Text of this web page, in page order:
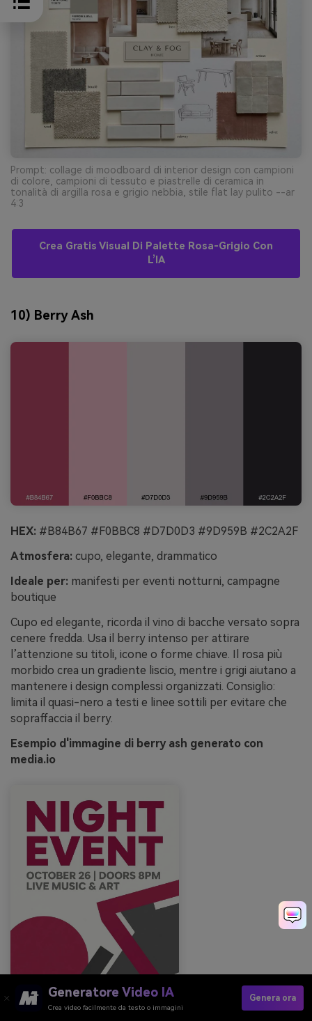
Prompt: collage di moodboard di interior design con campioni
di colore, campioni di tessuto e piastrelle di ceramica in
tonalità di argilla rosa e grigio nebbia, stile flat lay pulito --ar
4:3
Crea Gratis Visual Di Palette Rosa-Grigio Con
L’IA
10) Berry Ash
HEX: #B84B67 #F0BBC8 #D7D0D3 #9D959B #2C2A2F
Atmosfera: cupo, elegante, drammatico
Ideale per: manifesti per eventi notturni, campagne
boutique
Cupo ed elegante, ricorda il vino di bacche versato sopra
cenere fredda. Usa il berry intenso per attirare
l’attenzione su titoli, icone o forme chiave. Il rosa più
morbido crea un gradiente liscio, mentre i grigi aiutano a
mantenere i design complessi organizzati. Consiglio:
limita il quasi-nero a testi e linee sottili per evitare che
sopraffaccia il berry.
Esempio d'immagine di berry ash generato con
media.io
Generatore Video IA
Crea video facilmente da testo o immagini
Genera ora